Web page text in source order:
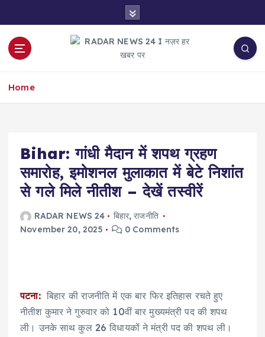
o
Home
Bihar: गांधी मैदान में शपथ ग्रहण
समारोह, इमोशनल मुलाकात में बेटे निशांत
से गले मिले नीतीश – देखें तस्वीरें
RADAR NEWS 24 बिहार,राजनीति
November 20, 2025
0 Comments
पटना: बिहार की राजनीति में एक बार फिर इतिहास रचते हुए
नीतीश कुमार ने गुरुवार को 10वीं बार मुख्यमंत्री पद की शपथ
ली। उनके साथ कुल 26 विधायकों ने मंत्री पद की शपथ ली।